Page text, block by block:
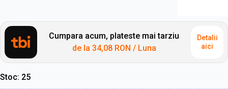
Cumpara acum, plateste mai tarziu
de la 34,08 RON / Luna
Detalii
aici
Stoc 25